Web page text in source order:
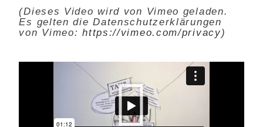
(Dieses Video wird von Vimeo geladen.
Es gelten die Datenschutzerklärungen
von Vimeo:https://vimeo.com/privacy)